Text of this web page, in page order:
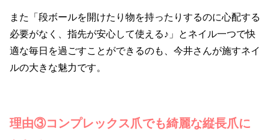
また「段ボールを開けたり物を持ったりするのに心配する
必要がなく、指先が安心して使える♪」とネイル一つで快
適な毎日を過ごすことができるのも、今井さんが施すネイ
ルの大きな魅力です。
理由③コンプレックス爪でも綺麗な縦長爪に